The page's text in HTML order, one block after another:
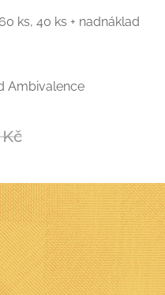
ks, 40 ks + nadnáklad
Ambivalence